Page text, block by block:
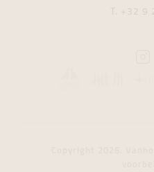
T. +32 9